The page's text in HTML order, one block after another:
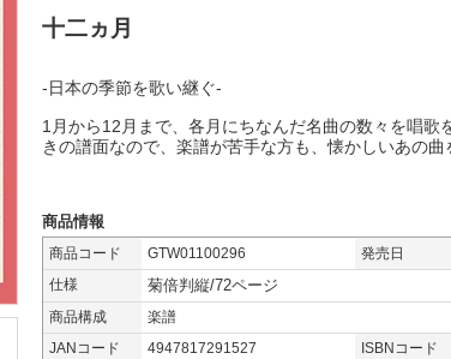
十二ヵ月
-日本の季節を歌い継ぐ-
1月から12月まで、各月にちなんだ名曲の数々を唱歌
きの譜面なので、楽譜が苦手な方も、懐かしいあの曲
商品情報
商品コード GTW01100296 発売日
仕様
菊倍判縦/72ページ
商品構成
楽譜
JANコード
4947817291527 ISBNコード